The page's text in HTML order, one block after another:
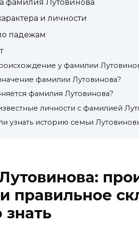
фамилия Лутовинова
и личности
падежам
у фамилии
фамилии Лутовинова?
фамилия Лутовинова?
личности с фамилией
узнать историю семьи
правильное